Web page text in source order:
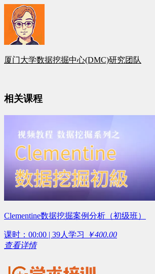
厦门大学数据挖掘中心(DMC)研究团队
相关课程
Clementine数据挖掘案例分析（初级班）
课时：00:00 | 39人学习
￥400.00
查看详情